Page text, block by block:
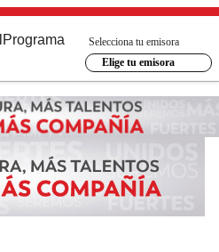
Programa
Selecciona tu emisora
Elige tu emisora